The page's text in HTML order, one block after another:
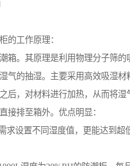
的工作原理：
箱。其原理是利用物理分子筛的
气的抽湿。主要采用高效吸湿材
后，对材料进行加热，从而将湿
接排至箱外。优点明显：
求设置不同湿度值，更能达到超